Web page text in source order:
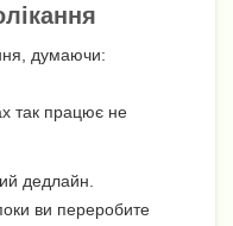
думаючи:
так працює не
дедлайн.
ви переробите